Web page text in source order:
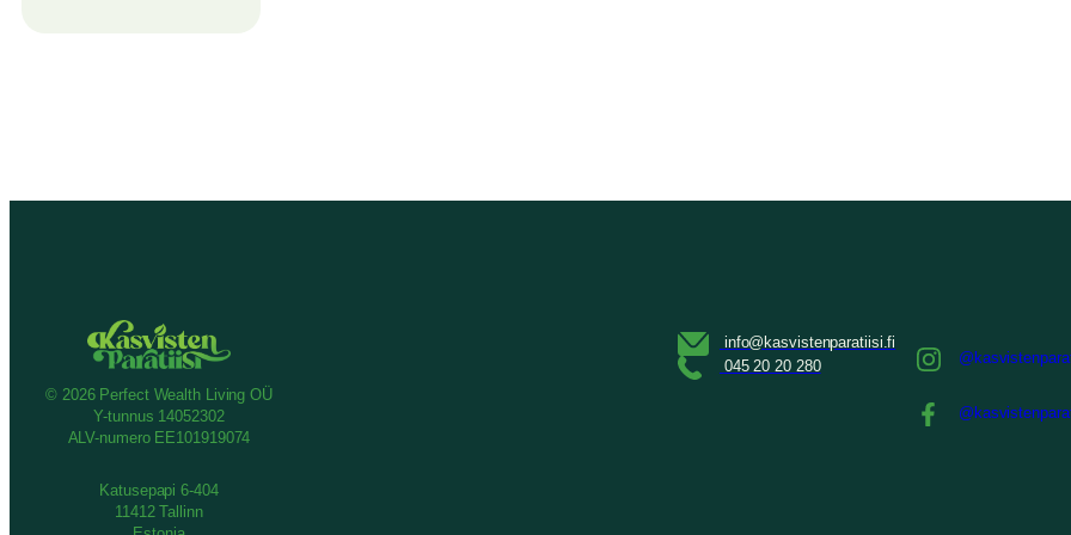
© 2026 Perfect Wealth Living OÜ
Y-tunnus 14052302
ALV-numero EE101919074
Katusepapi 6-404
11412 Tallinn